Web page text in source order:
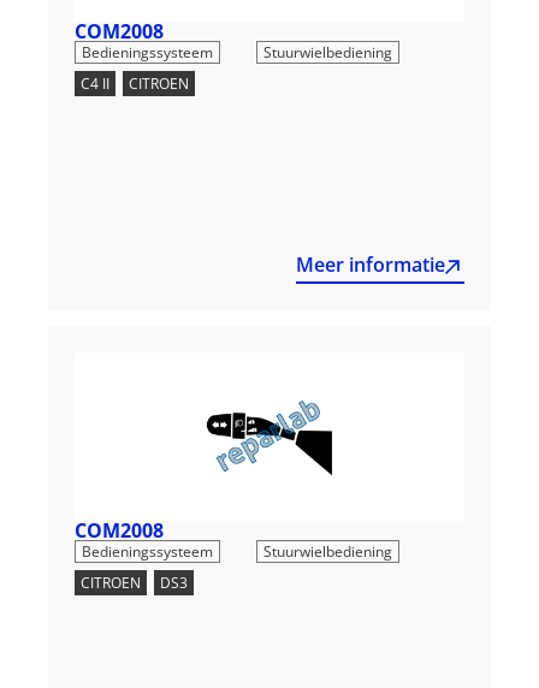
COM2008
Bedieningssysteem
Stuurwielbediening
C4 II
CITROEN
Meer informatie
COM2008
Bedieningssysteem
Stuurwielbediening
CITROEN
DS3